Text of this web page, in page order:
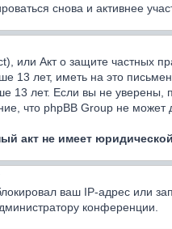
снова и активнее
или Акт о защите частных
лет, иметь на это
13 лет. Если вы не уверены,
что phpBB Group не
акт не имеет
ваш IP-адрес или
конференции.